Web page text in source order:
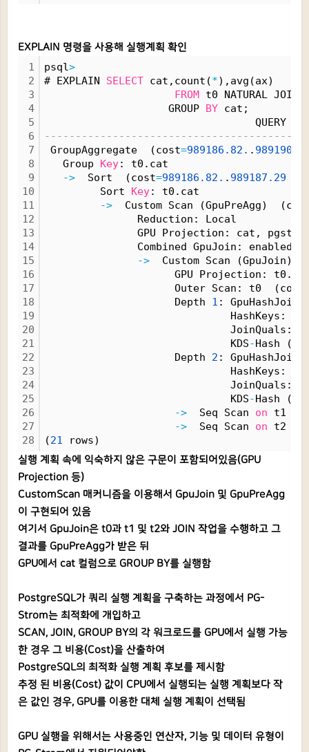
EXPLAIN 명령을 사용해 실행계획 확인
1
2
3
4
5
6
7
8
9
10
11
12
13
14
15
16
17
18
19
20
21
22
23
24
25
26
27
28
psql>
# EXPLAIN SELECT cat,count(*),avg(ax)
FROM t0 NATURAL JOIN
GROUP BY cat;
QUERY
GroupAggregate  (cost=989186. 82. . 989190.
Group Key: t0.cat
-> Sort  (cost=989186. 82. . 989187. 29
Sort Key: t0.cat
-> Custom Scan (GpuPreAgg)
Reduction: Local
GPU Projection: cat,
Combined GpuJoin: enabled
-> Custom Scan (GpuJoin)
GPU Projection: t0.cat,
Outer Scan: t0  (cost
Depth 1 : GpuHashJoin
HashKeys:
JoinQuals:
KDS-Hash
Depth 2 : GpuHashJoin
HashKeys:
JoinQuals:
KDS-Hash
-> Seq Scan on t1
-> Seq Scan on t2
(21 rows)
실행 계획 속에 익숙하지 않은 구문이 포함되어있음(GPU
Projection 등)
CustomScan 매커니즘을 이용해서 GpuJoin 및 GpuPreAgg
이 구현되어 있음
여기서 GpuJoin은 t0과 t1 및 t2와 JOIN 작업을 수행하고 그
결과를 GpuPreAgg가 받은 뒤
GPU에서 cat 컬럼으로 GROUP BY를 실행함
PostgreSQL가 쿼리 실행 계획을 구축하는 과정에서 PG-
Strom는 최적화에 개입하고
SCAN, JOIN, GROUP BY의 각 워크로드를 GPU에서 실행 가능
한 경우 그 비용(Cost)을 산출하여
PostgreSQL의 최적화 실행 계획 후보를 제시함
추정 된 비용(Cost) 값이 CPU에서 실행되는 실행 계획보다 작
은 값인 경우, GPU를 이용한 대체 실행 계획이 선택됨
GPU 실행을 위해서는 사용중인 연산자, 기능 및 데이터 유형이